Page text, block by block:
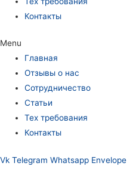
Контакты
Menu
Главная
Отзывы о нас
Сотрудничество
Статьи
Тех требования
Контакты
Vk Telegram Whatsapp Envelope